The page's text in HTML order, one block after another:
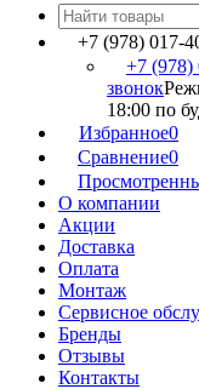
+7 (978) 017-
+7 (978)
звонок
18:00 по
Избранное0
Сравнение0
О компании
Акции
Доставка
Оплата
Монтаж
Сервисное
Бренды
Отзывы
Контакты